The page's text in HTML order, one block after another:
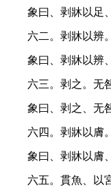
象曰、剥牀以足
六二。剥牀以辨
象曰、剥牀以辨
六三。剥之。无
象曰、剥之、无
六四。剥牀以膚
象曰、剥牀以膚
六五。貫魚、以